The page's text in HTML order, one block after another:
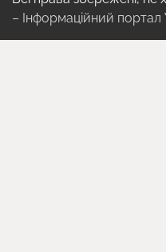
– Інформаційний портал